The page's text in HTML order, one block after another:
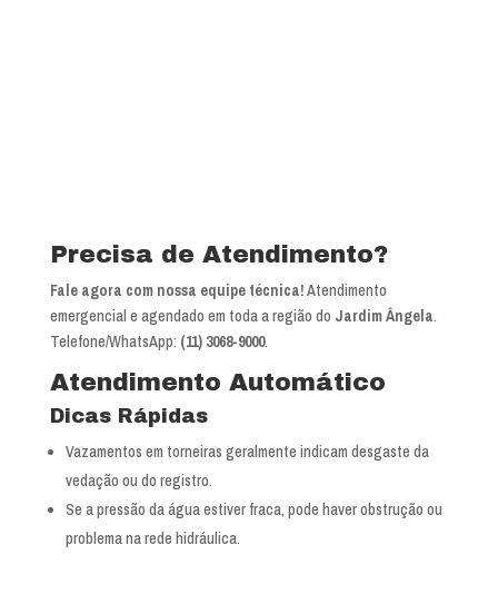
Precisa de Atendimento?
Fale agora com nossa equipe técnica!Atendimento
emergencial e agendado em toda a região do Jardim Ângela.
Telefone/WhatsApp: (11) 3068-9000.
Atendimento Automático
Dicas Rápidas
Vazamentos em torneiras geralmente indicam desgaste da
vedação ou do registro.
Se a pressão da água estiver fraca, pode haver obstrução ou
problema na rede hidráulica.